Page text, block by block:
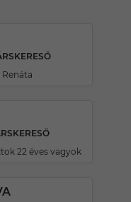
Renáta
22 éves vagyok